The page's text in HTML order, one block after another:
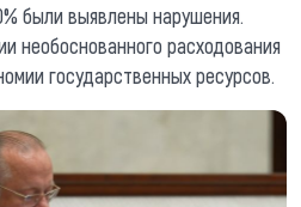
были выявлены нарушения.
необоснованного расходования
государственных ресурсов.